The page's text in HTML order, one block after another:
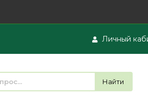
Личный
Вход
Регистрация
Найти